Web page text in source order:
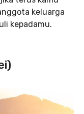
keluarga
kepadamu.